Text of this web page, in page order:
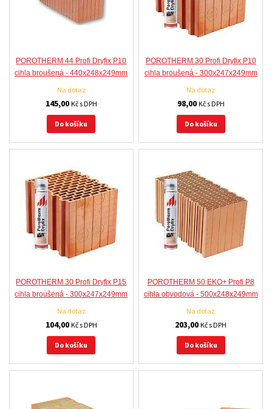
POROTHERM 44 Profi Dryfix P10
cihla broušená - 440x248x249mm
Na dotaz
145,00 Kč s DPH
Do košíku
POROTHERM 30 Profi Dryfix P10
cihla broušená - 300x247x249mm
Na dotaz
98,00 Kč s DPH
Do košíku
POROTHERM 30 Profi Dryfix P15
cihla broušená - 300x247x249mm
Na dotaz
104,00 Kč s DPH
Do košíku
POROTHERM 50 EKO+ Profi P8
cihla obvodová - 500x248x249mm
Na dotaz
203,00Kč s DPH
Do košíku